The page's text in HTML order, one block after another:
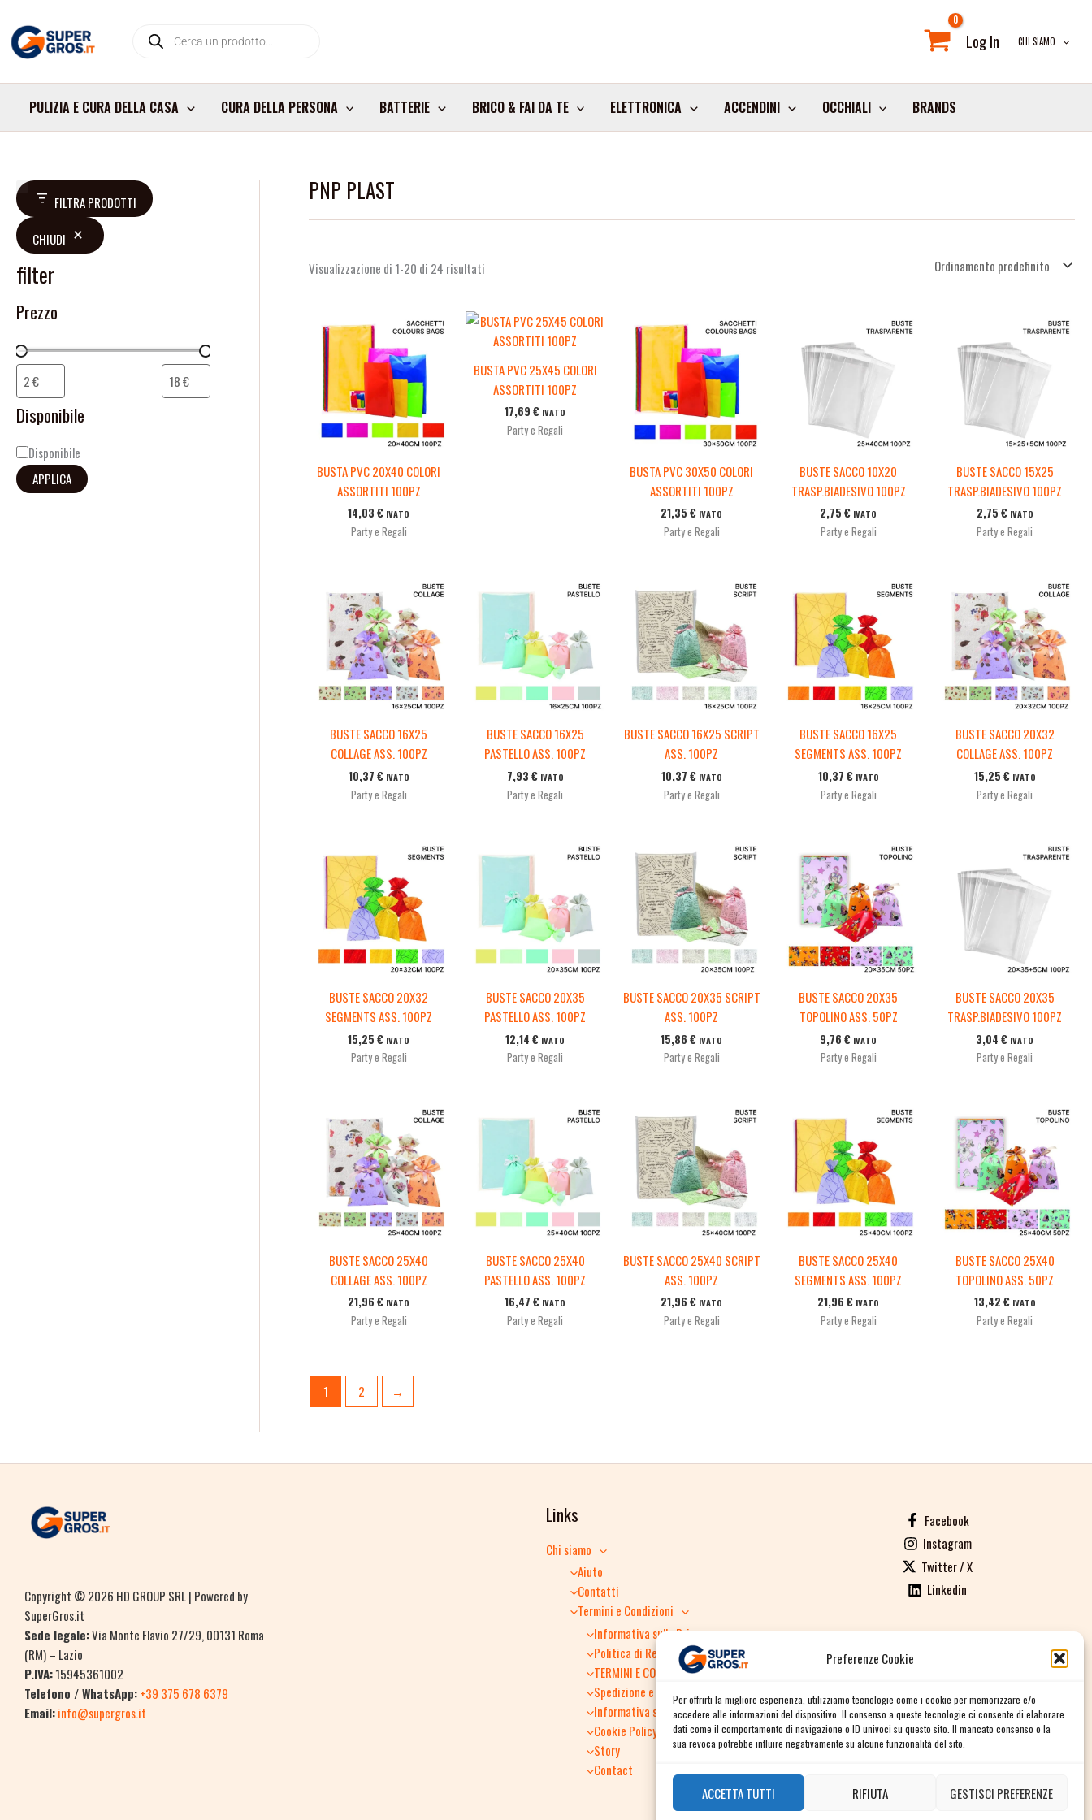
Preferenze Cookie
Per offrirti la migliore esperienza, utilizziamo tecnologie come i cookie per memorizzare e/o
accedere alle informazioni del dispositivo. Il consenso a queste tecnologie ci consente di elaborare
dati come il comportamento di navigazione o ID univoci su questo sito. Il mancato consenso o la
sua revoca potrebbe influire negativamente su alcune funzionalità del sito.
ACCETTA TUTTI RIFIUTA GESTISCI PREFERENZE
contenuto
search Log In CHI SIAMO
PULIZIA E CURA DELLA CASA CURA DELLA PERSONA BATTERIE BRICO & FAI DA TE ELETTRONICA ACCENDINI OCCHIALI BRANDS
FILTRA PRODOTTI
CHIUDI
filter
Prezzo
Disponibile
D
s
p
o
n
b
l
t
à
Disponibile
APPLICA
PNP PLAST
Visualizzazione di 1-20 di 24 risultati
BUSTA PVC 20X40 COLORI
ASSORTITI 100PZ
14,03€ IVATO
Party e Regali
BUSTA PVC 25X45 COLORI
ASSORTITI 100PZ
17,69€ IVATO
Party e Regali
BUSTA PVC 30X50 COLORI
ASSORTITI 100PZ
21,35€ IVATO
Party e Regali
BUSTE SACCO 10X20
TRASP.BIADESIVO 100PZ
2,75€ IVATO
Party e Regali
BUSTE SACCO 15X25
TRASP.BIADESIVO 100PZ
2,75 € IVATO
Party e Regali
BUSTE SACCO 16X25
COLLAGE ASS. 100PZ
10,37 € IVATO
Party e Regali
BUSTE SACCO 16X25
PASTELLO ASS. 100PZ
7,93 € IVATO
Party e Regali
BUSTE SACCO 16X25 SCRIPT
ASS. 100PZ
10,37 € IVATO
Party e Regali
BUSTE SACCO 16X25
SEGMENTS ASS. 100PZ
10,37 € IVATO
Party e Regali
BUSTE SACCO 20X32
COLLAGE ASS. 100PZ
15,25 € IVATO
Party e Regali
BUSTE SACCO 20X32
SEGMENTS ASS. 100PZ
15,25€ IVATO
Party e Regali
BUSTE SACCO 20X35
PASTELLO ASS. 100PZ
12,14€ IVATO
Party e Regali
BUSTE SACCO 20X35 SCRIPT
ASS. 100PZ
15,86€ IVATO
Party e Regali
BUSTE SACCO 20X35
TOPOLINO ASS. 50PZ
9,76€ IVATO
Party e Regali
BUSTE SACCO 20X35
TRASP.BIADESIVO 100PZ
3,04€ IVATO
Party e Regali
BUSTE SACCO 25X40
COLLAGE ASS. 100PZ
21,96€ IVATO
Party e Regali
BUSTE SACCO 25X40
PASTELLO ASS. 100PZ
16,47€ IVATO
Party e Regali
BUSTE SACCO 25X40 SCRIPT
ASS. 100PZ
21,96€ IVATO
Party e Regali
BUSTE SACCO 25X40
SEGMENTS ASS. 100PZ
21,96€ IVATO
Party e Regali
BUSTE SACCO 25X40
TOPOLINO ASS. 50PZ
13,42 € IVATO
Party e Regali
1 2 →
Copyright © 2026 HD GROUP SRL | Powered by
SuperGros.it
Sede legale:Via Monte Flavio 27/29, 00131 Roma
(RM) – Lazio
P.IVA:15945361002
Telefono / WhatsApp:+39 375 678 6379
Email:info@supergros.it
Links
Chi siamo
Aiuto
Contatti
Termini e Condizioni
Informativa sulla Privacy
Politica di Reso
TERMINI E CONDIZIONI GENERALI DI VENDITA
Spedizione e consegna
Informativa sulla Privacy
Cookie Policy
Story
Contact
Facebook
Instagram
Twitter / X
Linkedin